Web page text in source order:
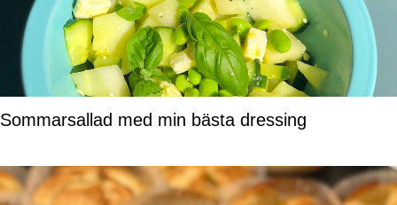
Sommarsallad med min bästa dressing